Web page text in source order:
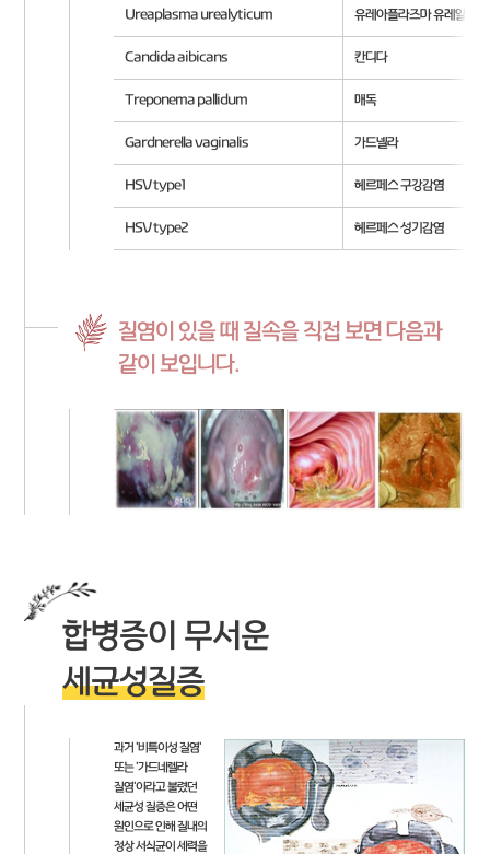
Ureaplasma urealyticum 유레아플라즈마 유레알리티
Candida aibicans 칸디다
Treponema pallidum 매독
Gardnerella vaginalis 가드넬라
HSV type1 헤르페스 구강감염
HSV type2 헤르페스 성기감염
질염이 있을 때 질속을 직접 보면 다음과
같이 보입니다.
합병증이 무서운
세균성질증
과거 '비특이성 질염'
또는 '가드네렐라
질염'이라고 불렸던
세균성 질증은 어떤
원인으로 인해 질내의
정상 서식균이 세력을